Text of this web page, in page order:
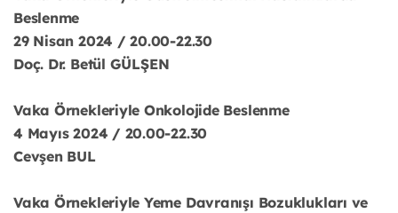
Beslenme
29 Nisan 2024 / 20.00-22.30
Doç. Dr. Betül GÜLŞEN
Vaka Örnekleriyle Onkolojide Beslenme
4 Mayıs 2024 / 20.00-22.30
Cevşen BUL
Vaka Örnekleriyle Yeme Davranışı Bozuklukları ve